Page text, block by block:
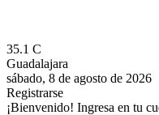
35.1 C
Guadalajara
sábado, 8 de agosto de 2026
Registrarse
¡Bienvenido! Ingresa en tu